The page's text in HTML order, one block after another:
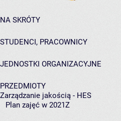
NA SKRÓTY
STUDENCI, PRACOWNICY
JEDNOSTKI ORGANIZACYJNE
PRZEDMIOTY
Zarządzanie jakością - HES
Plan zajęć w 2021Z